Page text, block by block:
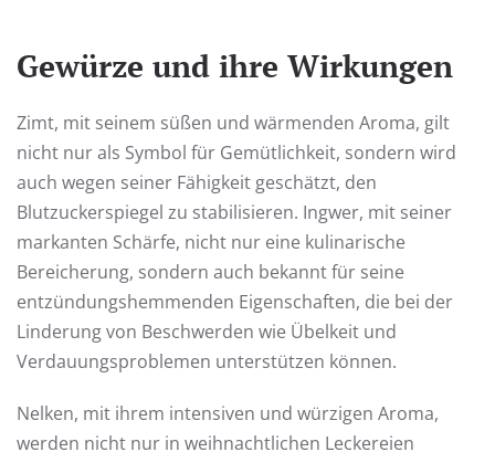
Gewürze und ihre Wirkungen
Zimt, mit seinem süßen und wärmenden Aroma, gilt
nicht nur als Symbol für Gemütlichkeit, sondern wird
auch wegen seiner Fähigkeit geschätzt, den
Blutzuckerspiegel zu stabilisieren. Ingwer, mit seiner
markanten Schärfe, nicht nur eine kulinarische
Bereicherung, sondern auch bekannt für seine
entzündungshemmenden Eigenschaften, die bei der
Linderung von Beschwerden wie Übelkeit und
Verdauungsproblemen unterstützen können.
Nelken, mit ihrem intensiven und würzigen Aroma,
werden nicht nur in weihnachtlichen Leckereien